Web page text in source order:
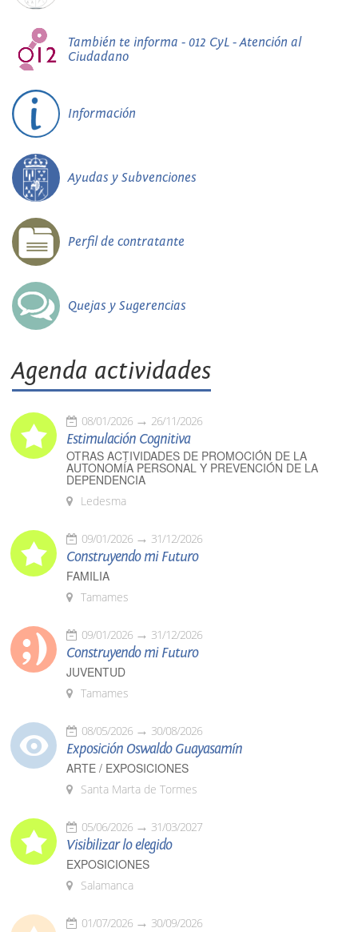
También te informa - 012 CyL - Atención al
Ciudadano
Información
Ayudas y Subvenciones
Perfil de contratante
Quejas y Sugerencias
Agenda actividades
08/01/2026 26/11/2026
Estimulación Cognitiva
OTRAS ACTIVIDADES DE PROMOCIÓN DE LA
AUTONOMÍA PERSONAL Y PREVENCIÓN DE LA
DEPENDENCIA
Ledesma
09/01/2026 31/12/2026
Construyendo mi Futuro
FAMILIA
Tamames
09/01/2026 31/12/2026
Construyendo mi Futuro
JUVENTUD
Tamames
08/05/2026 30/08/2026
Exposición Oswaldo Guayasamín
ARTE / EXPOSICIONES
Santa Marta de Tormes
05/06/2026 31/03/2027
Visibilizar lo elegido
EXPOSICIONES
Salamanca
01/07/2026 30/09/2026